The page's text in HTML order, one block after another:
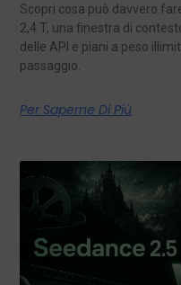
Scopri cosa può davvero
2,4 T, una finestra di
delle API e piani a peso
passaggio.
Per Saperne Di Più